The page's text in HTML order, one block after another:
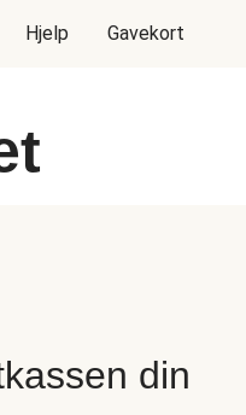
Hjelp Gavekort
din